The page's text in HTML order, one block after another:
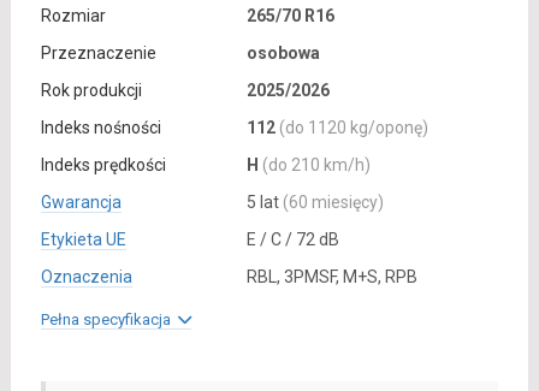
Rozmiar
265/70 R16
Przeznaczenie
osobowa
Rok produkcji
2025/2026
Indeks nośności
112 (do 1120 kg/oponę)
Indeks prędkości
H (do 210 km/h)
Gwarancja
5 lat (60 miesięcy)
Etykieta UE
E / C / 72 dB
Oznaczenia
RBL, 3PMSF, M+S, RPB
Pełna specyfikacja